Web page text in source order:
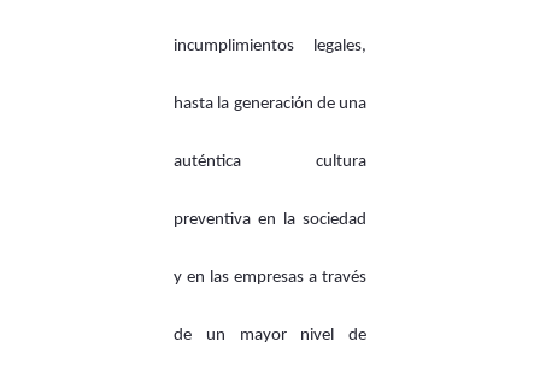
incumplimientos legales,
hasta la generación de una
auténtica cultura
preventiva en la sociedad
y en las empresas a través
de un mayor nivel de